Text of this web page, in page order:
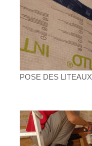
POSE DES LITEAUX